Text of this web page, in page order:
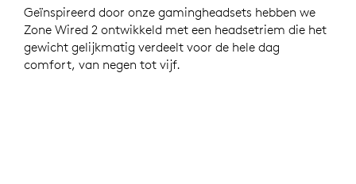
Geïnspireerd door onze gamingheadsets hebben we
Zone Wired 2 ontwikkeld met een headsetriem die het
gewicht gelijkmatig verdeelt voor de hele dag
comfort, van negen tot vijf.